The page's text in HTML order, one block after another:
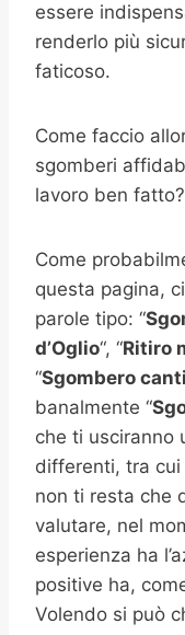
essere
renderlo più
faticoso.
Come faccio
sgomberi
lavoro ben fatto?
Come
questa pagina,
parole tipo: “
d’Oglio“, “Ritiro
“Sgombero
banalmente “
che ti usciranno
differenti, tra
non ti resta che
valutare, nel
esperienza ha
positive ha,
Volendo si può